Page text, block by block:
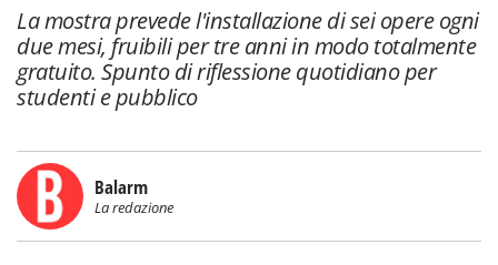
La mostra prevede l'installazione di sei opere ogni
due mesi, fruibili per tre anni in modo totalmente
gratuito. Spunto di riflessione quotidiano per
studenti e pubblico
Balarm
La redazione